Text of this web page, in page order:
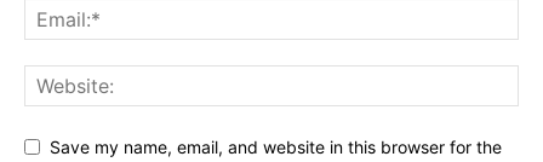
Save my name, email, and website in this browser for the